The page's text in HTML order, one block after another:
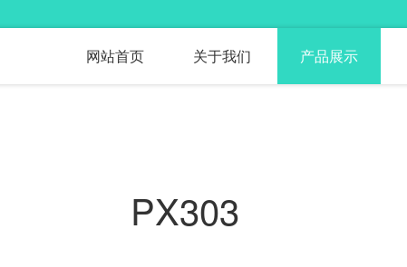
网站首页 关于我们 产品展示
PX303